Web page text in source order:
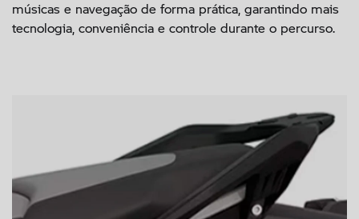
músicas e navegação de forma prática, garantindo mais
tecnologia, conveniência e controle durante o percurso.